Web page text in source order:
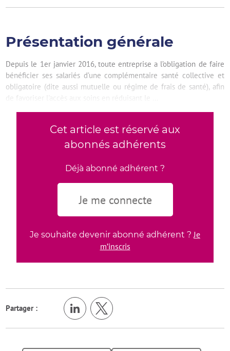
Présentation générale
Depuis le 1er janvier 2016, toute entreprise a l’obligation de faire
bénéficier ses salariés d’une complémentaire santé collective et
obligatoire (dite aussi mutuelle ou régime de frais de santé), afin
de favoriser l'accès aux soins en réduisant le ...
Cet article est réservé aux
abonnés adhérents
Déjà abonné adhérent ?
Je me connecte
Je souhaite devenir abonné adhérent ?Je
m’inscris
Partager :